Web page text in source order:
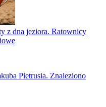
z dna jeziora. Ratownicy
Pietrusia. Znaleziono